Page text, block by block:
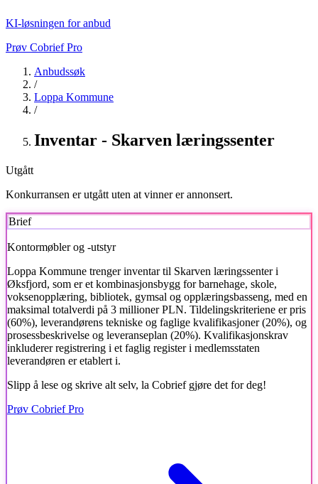
KI-løsningen for anbud
Prøv Cobrief Pro
Anbudssøk
/
Loppa Kommune
/
Inventar - Skarven læringssenter
Utgått
Konkurransen er utgått uten at vinner er annonsert.
Brief
Kontormøbler og -utstyr
Loppa Kommune trenger inventar til Skarven læringssenter i
Øksfjord, som er et kombinasjonsbygg for barnehage, skole,
voksenopplæring, bibliotek, gymsal og opplæringsbasseng, med en
maksimal totalverdi på 3 millioner PLN. Tildelingskriteriene er pris
(60%), leverandørens tekniske og faglige kvalifikasjoner (20%), og
prosessbeskrivelse og leveranseplan (20%). Kvalifikasjonskrav
inkluderer registrering i et faglig register i medlemsstaten
leverandøren er etablert i.
Slipp å lese og skrive alt selv, la Cobrief gjøre det for deg!
Prøv Cobrief Pro